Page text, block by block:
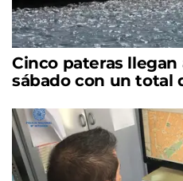
Cinco pateras llegan
sábado con un total